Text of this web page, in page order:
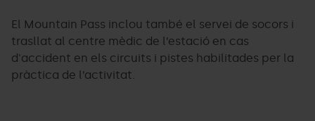
El Mountain Pass inclou també el servei de socors i
trasllat al centre mèdic de l’estació en cas
d'accident en els circuits i pistes habilitades per la
pràctica de l’activitat.